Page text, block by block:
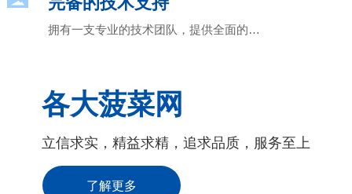
拥有一支专业的技术团队，提供全面的技
各大菠菜网
立信求实，精益求精，追求品质，服务至上
了解更多